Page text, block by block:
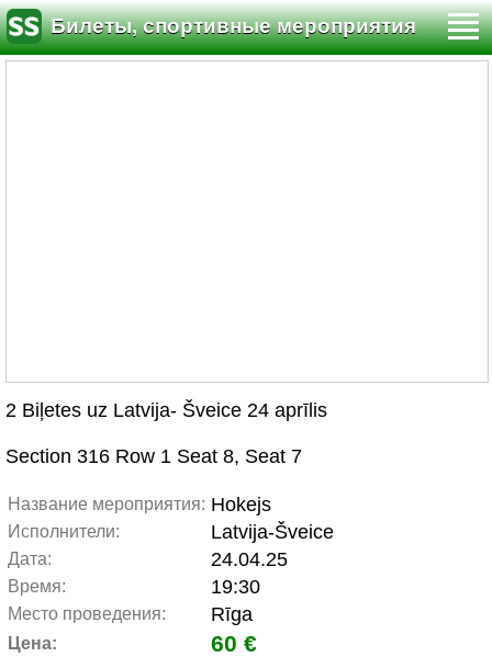
Билеты, спортивные мероприятия
2 Biļetes uz Latvija- Šveice 24 aprīlis
Section 316 Row 1 Seat 8, Seat 7
Название мероприятия: Hokejs
Исполнители: Latvija-Šveice
Дата: 24.04.25
Время: 19:30
Место проведения: Rīga
Цена: 60 €